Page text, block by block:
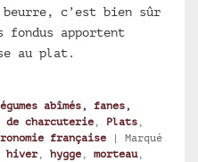
beurre, c’est bien sûr
apportent
au plat.
de chou rouge à la
abîmés, fanes,
de charcuterie , Plats ,
française | Marqué
hiver, hygge , morteau,